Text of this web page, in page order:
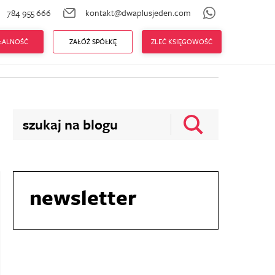
784 955 666 kontakt@dwaplusjeden.com
ZAŁÓŻ SPÓŁKĘ ZLEĆ KSIĘGOWOŚĆ
ZUS
Prowadzę firmę
newsletter